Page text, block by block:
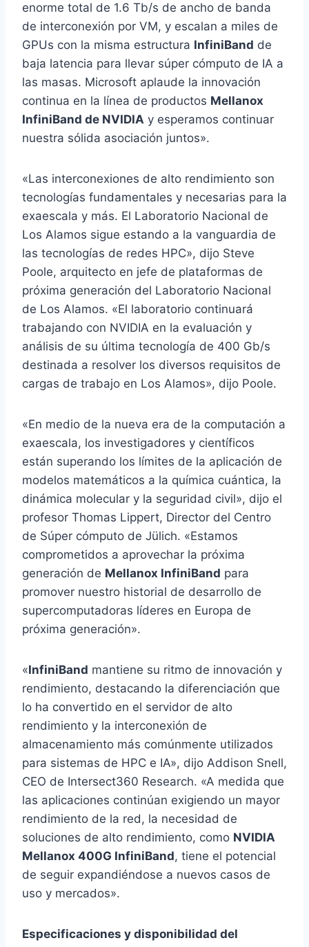
enorme total de 1.6 Tb/s de ancho de banda
de interconexión por VM, y escalan a miles de
GPUs con la misma estructura InfiniBand de
baja latencia para llevar súper cómputo de IA a
las masas. Microsoft aplaude la innovación
continua en la línea de productos Mellanox
InfiniBand de NVIDIA y esperamos continuar
nuestra sólida asociación juntos».
«Las interconexiones de alto rendimiento son
tecnologías fundamentales y necesarias para la
exaescala y más. El Laboratorio Nacional de
Los Alamos sigue estando a la vanguardia de
las tecnologías de redes HPC», dijo Steve
Poole, arquitecto en jefe de plataformas de
próxima generación del Laboratorio Nacional
de Los Alamos. «El laboratorio continuará
trabajando con NVIDIA en la evaluación y
análisis de su última tecnología de 400 Gb/s
destinada a resolver los diversos requisitos de
cargas de trabajo en Los Alamos», dijo Poole.
«En medio de la nueva era de la computación a
exaescala, los investigadores y científicos
están superando los límites de la aplicación de
modelos matemáticos a la química cuántica, la
dinámica molecular y la seguridad civil», dijo el
profesor Thomas Lippert, Director del Centro
de Súper cómputo de Jülich. «Estamos
comprometidos a aprovechar la próxima
generación de Mellanox InfiniBand para
promover nuestro historial de desarrollo de
supercomputadoras líderes en Europa de
próxima generación».
«InfiniBand mantiene su ritmo de innovación y
rendimiento, destacando la diferenciación que
lo ha convertido en el servidor de alto
rendimiento y la interconexión de
almacenamiento más comúnmente utilizados
para sistemas de HPC e IA», dijo Addison Snell,
CEO de Intersect360 Research. «A medida que
las aplicaciones continúan exigiendo un mayor
rendimiento de la red, la necesidad de
soluciones de alto rendimiento, como NVIDIA
Mellanox 400G InfiniBand, tiene el potencial
de seguir expandiéndose a nuevos casos de
uso y mercados».
Especificaciones y disponibilidad del